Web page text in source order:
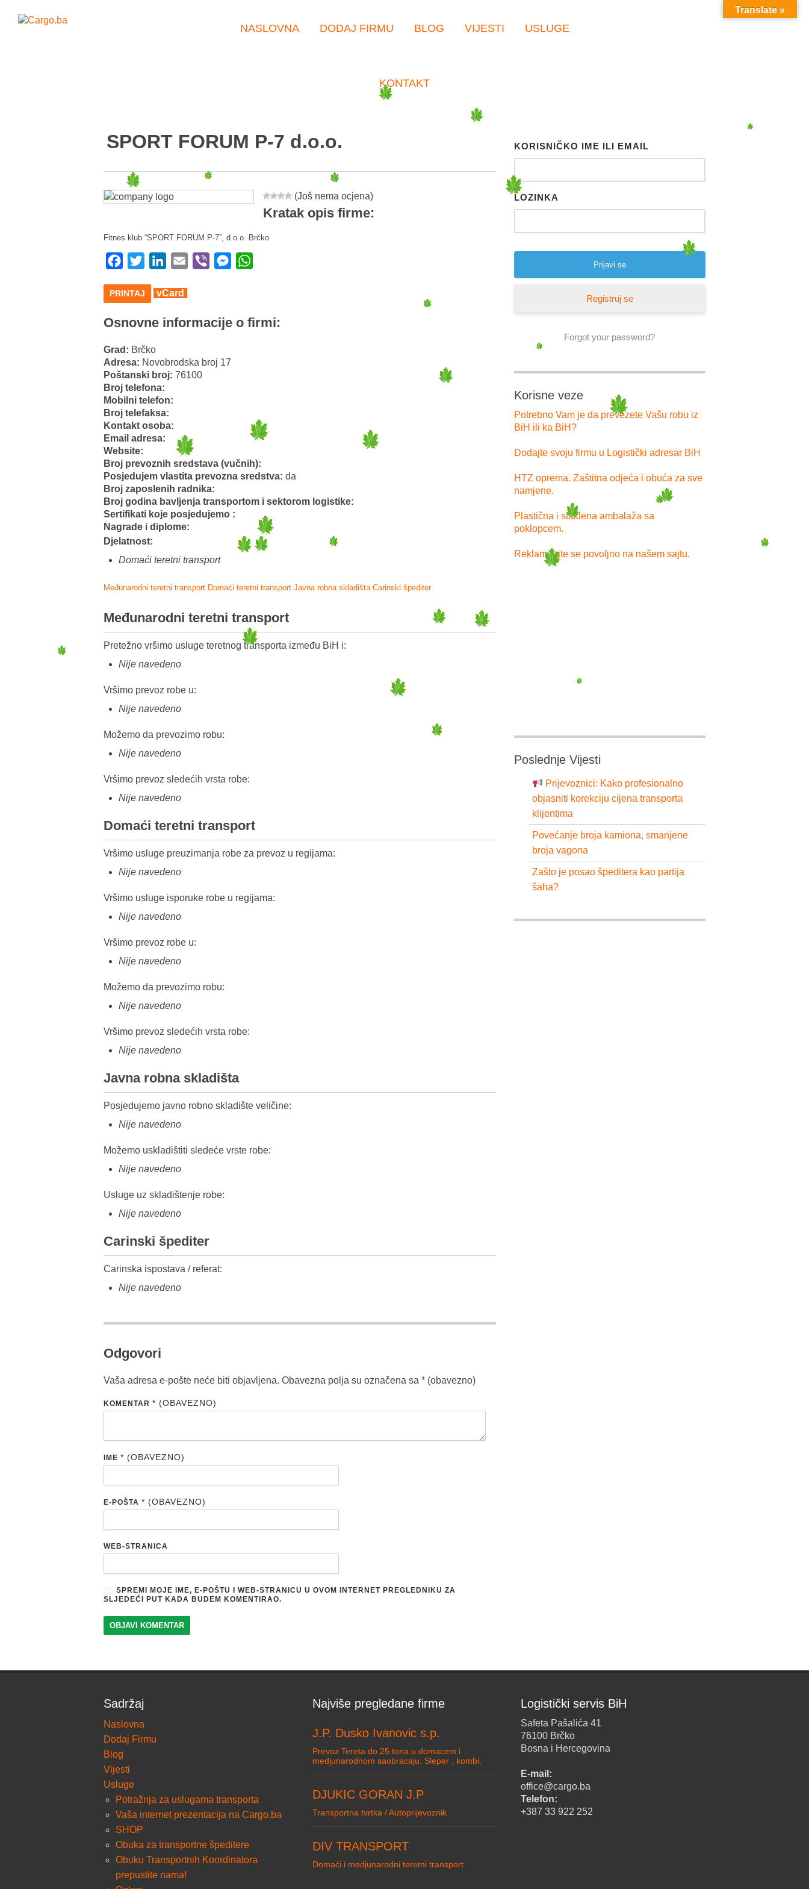
NASLOVNA DODAJ FIRMU BLOG VIJESTI USLUGE
KONTAKT
SPORT FORUM P-7 d.o.o.
(Još nema ocjena)
Kratak opis firme:
Fitnes klub “SPORT FORUM P-7”, d.o.o. Brčko
Facebook
Twitter LinkedIn
Email Viber Messenger
PRINTAJ vCard
Osnovne informacije o firmi:
Grad: Brčko
Adresa: Novobrodska broj 17
Poštanski broj: 76100
Broj telefona:
Mobilni telefon:
Broj telefaksa:
Kontakt osoba:
Email adresa:
Website:
Broj prevoznih sredstava (vučnih):
Posjedujem vlastita prevozna sredstva: da
Broj zaposlenih radnika:
Broj godina bavljenja transportom i sektorom logistike:
Sertifikati koje posjedujemo :
Nagrade i diplome:
Djelatnost:
Domaći teretni transport
Međunarodni teretni transport Domaći teretni transport Javna robna skladišta Carinski špediter
Međunarodni teretni transport
Pretežno vršimo usluge teretnog transporta između BiH i:
Nije navedeno
Vršimo prevoz robe u:
Nije navedeno
Možemo da prevozimo robu:
Nije navedeno
Vršimo prevoz sledećih vrsta robe:
Nije navedeno
Domaći teretni transport
Vršimo usluge preuzimanja robe za prevoz u regijama:
Nije navedeno
Vršimo usluge isporuke robe u regijama:
Nije navedeno
Vršimo prevoz robe u:
Nije navedeno
Možemo da prevozimo robu:
Nije navedeno
Vršimo prevoz sledećih vrsta robe:
Nije navedeno
Javna robna skladišta
Posjedujemo javno robno skladište veličine:
Nije navedeno
Možemo uskladištiti sledeće vrste robe:
Nije navedeno
Usluge uz skladištenje robe:
Nije navedeno
Carinski špediter
Carinska ispostava / referat:
Nije navedeno
Odgovori
Vaša adresa e-pošte neće biti objavljena. Obavezna polja su označena sa * (obavezno)
KOMENTAR * (OBAVEZNO)
IME * (OBAVEZNO)
E-POŠTA * (OBAVEZNO)
WEB-STRANICA
SPREMI MOJE IME, E-POŠTU I WEB-STRANICU U OVOM INTERNET PREGLEDNIKU ZA
SLJEDEĆI PUT KADA BUDEM KOMENTIRAO.
KORISNIČKO IME ILI EMAIL
LOZINKA
Registruj se
Forgot your password?
Korisne veze
Potrebno Vam je da prevezete Vašu robu iz
BiH ili ka BiH?
Dodajte svoju firmu u Logistički adresar BiH
HTZ oprema. Zaštitna odjeća i obuća za sve
namjene.
Plastična i staklena ambalaža sa
poklopcem.
Reklamirajte se povoljno na našem sajtu.
Poslednje Vijesti
Prijevoznici: Kako profesionalno
objasniti korekciju cijena transporta
klijentima
Povećanje broja kamiona, smanjene
broja vagona
Zašto je posao špeditera kao partija
šaha?
Sadržaj
Naslovna
Dodaj Firmu
Blog
Vijesti
Usluge
Potražnja za uslugama transporta
Vaša internet prezentacija na Cargo.ba
SHOP
Obuka za transportne špeditere
Obuku Transportnih Koordinatora
prepustite nama!
Najviše pregledane firme
J.P. Dusko Ivanovic s.p.
Prevoz Tereta do 25 tona u domacem i
medjunarodnom saobracaju. Sleper , kombi.
DJUKIC GORAN J.P
Transportna tvrtka / Autoprijevoznik
DIV TRANSPORT
Domaći i medjunarodni teretni transport
Logistički servis BiH
Safeta Pašalića 41
76100 Brčko
Bosna i Hercegovina
E-mail:
office@cargo.ba
Telefon:
+387 33 922 252
Translate »